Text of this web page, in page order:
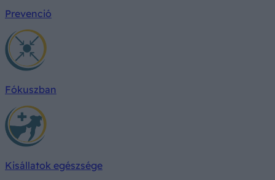
Prevenció
Fókuszban
Kisállatok egészsége